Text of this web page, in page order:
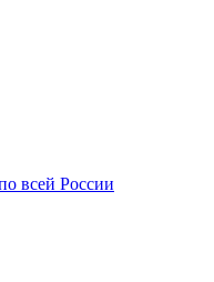
всей России